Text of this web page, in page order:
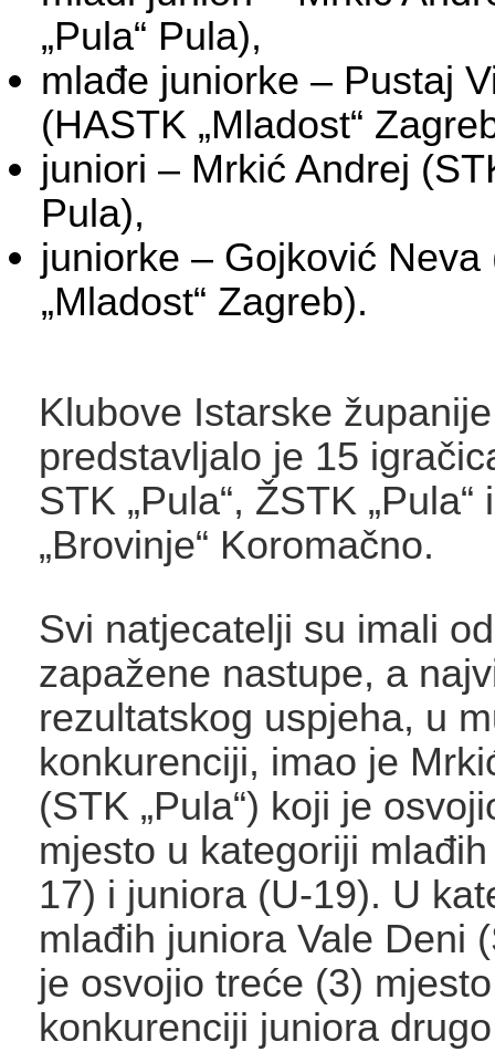
„Pula“ Pula),
mlađe juniorke – Pustaj
(HASTK „Mladost“
juniori – Mrkić Andrej
Pula),
juniorke – Gojković Neva
„Mladost“ Zagreb).
Klubove Istarske županije
predstavljalo je 15
STK „Pula“, ŽSTK „Pula“
„Brovinje“ Koromačno.
Svi natjecatelji su imali
zapažene nastupe, a
rezultatskog uspjeha, u
konkurenciji, imao je
(STK „Pula“) koji je
mjesto u kategoriji
17) i juniora (U-19). U
mlađih juniora Vale Deni
je osvojio treće (3)
konkurenciji juniora